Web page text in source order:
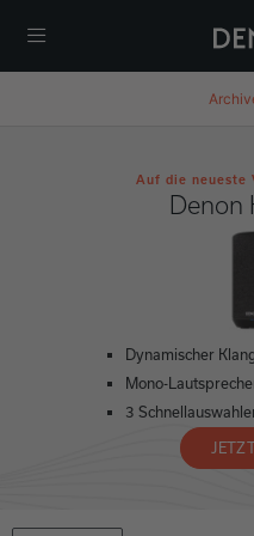
Auf die neueste
Denon
Dynamischer
Mono-
3